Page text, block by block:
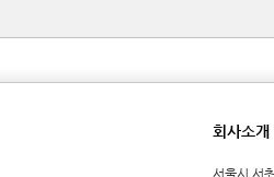
회사소개
서울시 서